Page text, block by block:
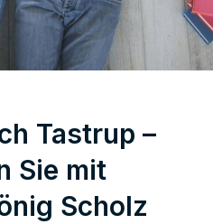
Tastrup –
Sie mit
Scholz